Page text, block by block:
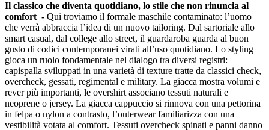
Il classico che diventa quotidiano, lo stile che non rinuncia al
comfort - Qui troviamo il formale maschile contaminato: l’uomo
che verrà abbraccia l’idea di un nuovo tailoring. Dal sartoriale allo
smart casual, dal college allo street, il guardaroba guarda al buon
gusto di codici contemporanei virati all’uso quotidiano. Lo styling
gioca un ruolo fondamentale nel dialogo tra diversi registri:
capispalla sviluppati in una varietà di texture tratte da classici check,
overcheck, gessati, regimental e military. La giacca mostra volumi e
rever più importanti, le overshirt associano tessuti naturali e
neoprene o jersey. La giacca cappuccio si rinnova con una pettorina
in felpa o nylon a contrasto, l’outerwear familiarizza con una
vestibilità votata al comfort. Tessuti overcheck spinati e panni danno